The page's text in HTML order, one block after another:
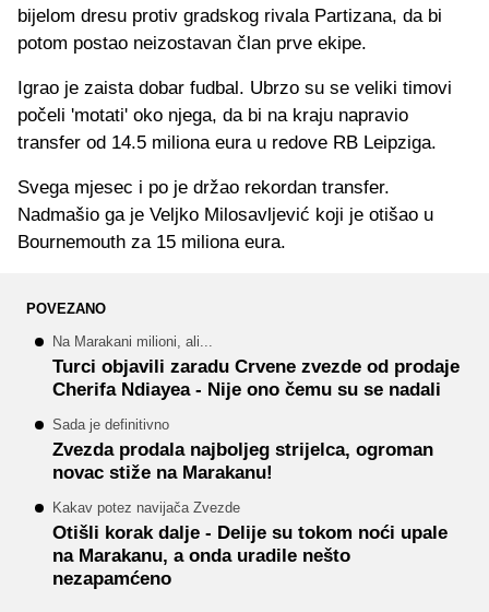
bijelom dresu protiv gradskog rivala Partizana, da bi
potom postao neizostavan član prve ekipe.
Igrao je zaista dobar fudbal. Ubrzo su se veliki timovi
počeli 'motati' oko njega, da bi na kraju napravio
transfer od 14.5 miliona eura u redove RB Leipziga.
Svega mjesec i po je držao rekordan transfer.
Nadmašio ga je Veljko Milosavljević koji je otišao u
Bournemouth za 15 miliona eura.
POVEZANO
Na Marakani milioni, ali...
Turci objavili zaradu Crvene zvezde od prodaje
Cherifa Ndiayea - Nije ono čemu su se nadali
Sada je definitivno
Zvezda prodala najboljeg strijelca, ogroman
novac stiže na Marakanu!
Kakav potez navijača Zvezde
Otišli korak dalje - Delije su tokom noći upale
na Marakanu, a onda uradile nešto
nezapamćeno